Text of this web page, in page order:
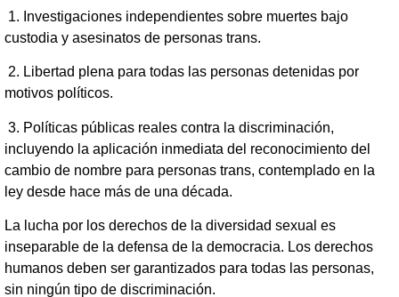
1. Investigaciones independientes sobre muertes bajo
custodia y asesinatos de personas trans.
2. Libertad plena para todas las personas detenidas por
motivos políticos.
3. Políticas públicas reales contra la discriminación,
incluyendo la aplicación inmediata del reconocimiento del
cambio de nombre para personas trans, contemplado en la
ley desde hace más de una década.
La lucha por los derechos de la diversidad sexual es
inseparable de la defensa de la democracia. Los derechos
humanos deben ser garantizados para todas las personas,
sin ningún tipo de discriminación.